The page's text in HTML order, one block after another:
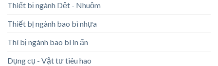
Thiết bị ngành Dệt - Nhuộm
Thiết bị ngành bao bì nhựa
Thí bị ngành bao bì in ấn
Dụng cụ - Vật tư tiêu hao